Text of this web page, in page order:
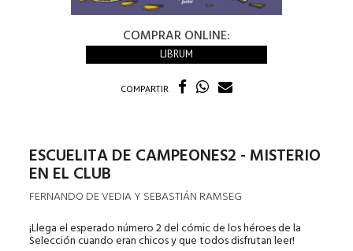
COMPRAR ONLINE:
LIBRUM
COMPARTIR
ESCUELITA DE CAMPEONES2 - MISTERIO
EN EL CLUB
FERNANDO DE VEDIA Y SEBASTIÁN RAMSEG
¡Llega el esperado número 2 del cómic de los héroes de la
Selección cuando eran chicos y que todos disfrutan leer!